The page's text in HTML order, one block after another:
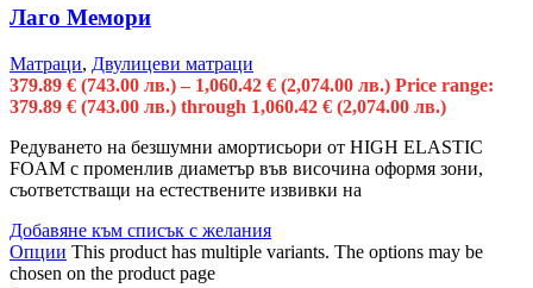
Лаго Мемори
Матраци, Двулицеви матраци
379.89 € (743.00 лв.) – 1,060.42 € (2,074.00 лв.) Price range:
379.89 € (743.00 лв.) through 1,060.42 € (2,074.00 лв.)
Редуването на безшумни амортисьори от HIGH ELASTIC
FOAM с променлив диаметър във височина оформя зони,
съответстващи на естествените извивки на
Добавяне към списък с желания
Опции This product has multiple variants. The options may be
chosen on the product page